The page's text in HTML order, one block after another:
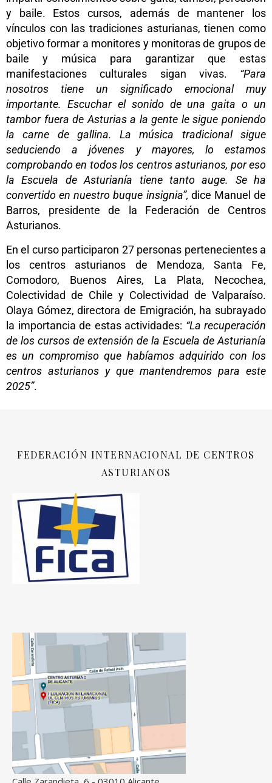
y baile. Estos cursos, además de mantener los
vínculos con las tradiciones asturianas, tienen como
objetivo formar a monitores y monitoras de grupos de
baile y música para garantizar que estas
manifestaciones culturales sigan vivas. “Para
nosotros tiene un significado emocional muy
importante. Escuchar el sonido de una gaita o un
tambor fuera de Asturias a la gente le sigue poniendo
la carne de gallina. La música tradicional sigue
seduciendo a jóvenes y mayores, lo estamos
comprobando en todos los centros asturianos, por eso
la Escuela de Asturianía tiene tanto auge. Se ha
convertido en nuestro buque insignia”, dice Manuel de
Barros, presidente de la Federación de Centros
Asturianos.
En el curso participaron 27 personas pertenecientes a
los centros asturianos de Mendoza, Santa Fe,
Comodoro, Buenos Aires, La Plata, Necochea,
Colectividad de Chile y Colectividad de Valparaíso.
Olaya Gómez, directora de Emigración, ha subrayado
la importancia de estas actividades: “La recuperación
de los cursos de extensión de la Escuela de Asturianía
es un compromiso que habíamos adquirido con los
centros asturianos y que mantendremos para este
2025”.
FEDERACIÓN INTERNACIONAL DE CENTROS
ASTURIANOS